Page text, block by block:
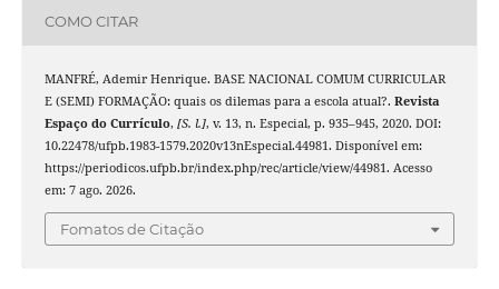
COMO CITAR
MANFRÉ, Ademir Henrique. BASE NACIONAL COMUM CURRICULAR
E (SEMI) FORMAÇÃO: quais os dilemas para a escola atual?. Revista
Espaço do Currículo, [S. l.], v. 13, n. Especial, p. 935–945, 2020. DOI:
10.22478/ufpb.1983-1579.2020v13nEspecial.44981. Disponível em:
https://periodicos.ufpb.br/index.php/rec/article/view/44981. Acesso
em: 7 ago. 2026.
Fomatos de Citação